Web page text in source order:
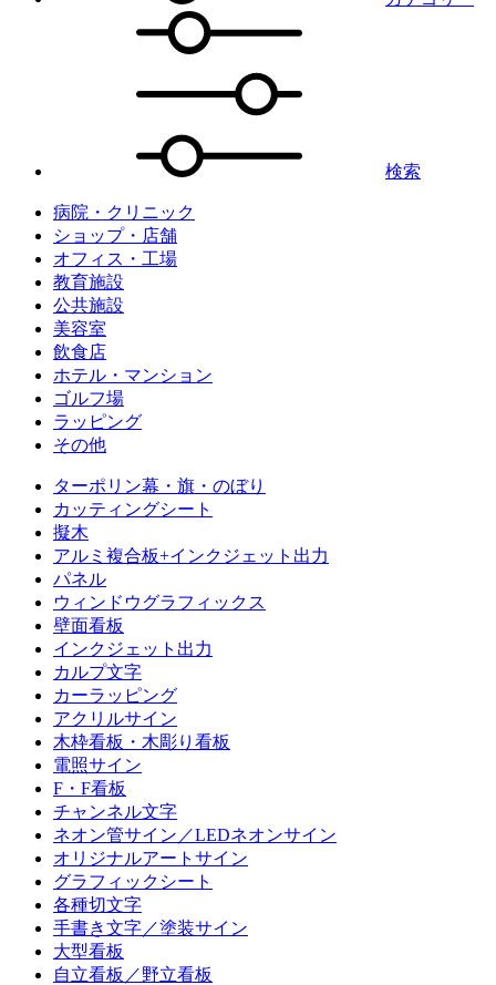
検索
病院・クリニック
ショップ・店舗
オフィス・工場
教育施設
公共施設
美容室
飲食店
ホテル・マンション
ゴルフ場
ラッピング
その他
ターポリン幕・旗・のぼり
カッティングシート
擬木
アルミ複合板+インクジェット出力
パネル
ウィンドウグラフィックス
壁面看板
インクジェット出力
カルプ文字
カーラッピング
アクリルサイン
木枠看板・木彫り看板
電照サイン
F・F看板
チャンネル文字
ネオン管サイン／LEDネオンサイン
オリジナルアートサイン
グラフィックシート
各種切文字
手書き文字／塗装サイン
大型看板
自立看板／野立看板